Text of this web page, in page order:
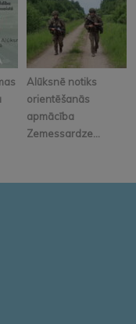
Alūksnē notiks
orientēšanās
apmācība
Zemessardze...